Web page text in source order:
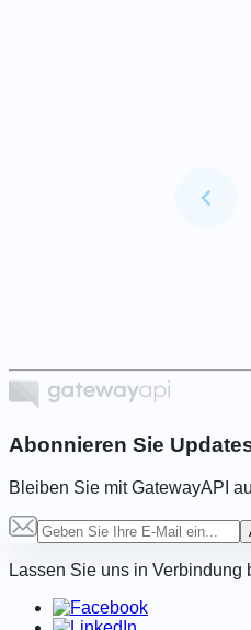
Abonnieren Sie
Bleiben Sie mit GatewayAPI
Lassen Sie uns in Verbindung